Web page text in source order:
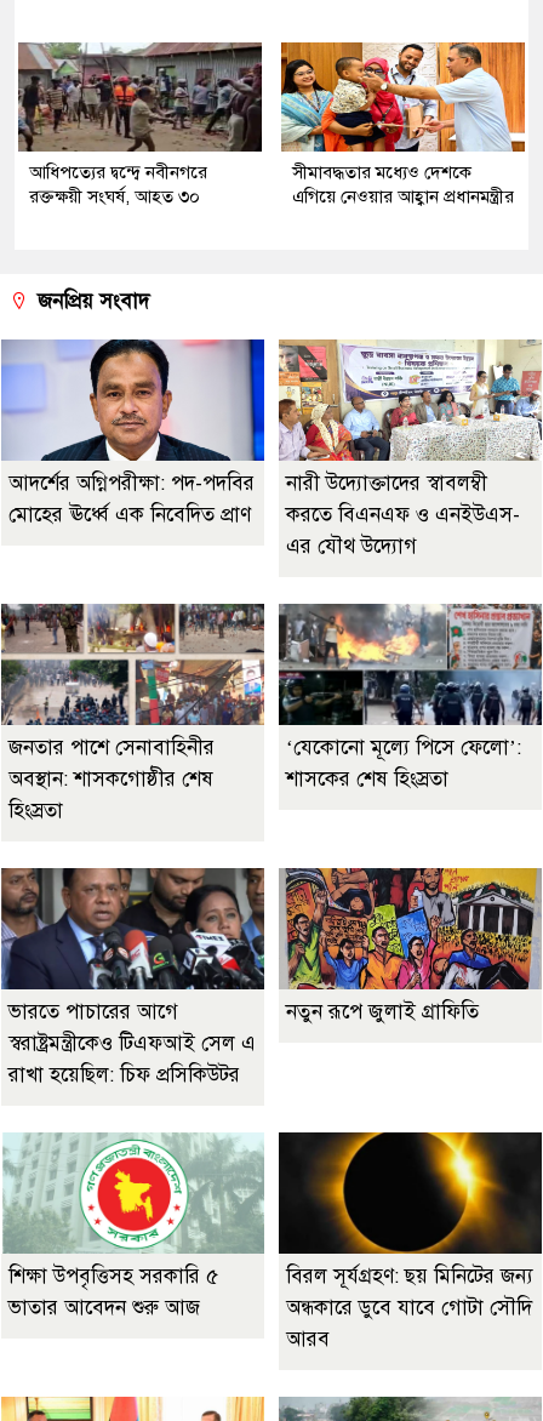
আধিপত্যের দ্বন্দ্বে নবীনগরে
রক্তক্ষয়ী সংঘর্ষ, আহত ৩০
সীমাবদ্ধতার মধ্যেও দেশকে
এগিয়ে নেওয়ার আহ্বান প্রধানমন্ত্রীর
জনপ্রিয় সংবাদ
আদর্শের অগ্নিপরীক্ষা: পদ-পদবির
মোহের ঊর্ধ্বে এক নিবেদিত প্রাণ
নারী উদ্যোক্তাদের স্বাবলম্বী
করতে বিএনএফ ও এনইউএস-
এর যৌথ উদ্যোগ
জনতার পাশে সেনাবাহিনীর
অবস্থান: শাসকগোষ্ঠীর শেষ
হিংস্রতা
‘যেকোনো মূল্যে পিসে ফেলো’:
শাসকের শেষ হিংস্রতা
ভারতে পাচারের আগে
স্বরাষ্ট্রমন্ত্রীকেও টিএফআই সেল এ
রাখা হয়েছিল: চিফ প্রসিকিউটর
নতুন রূপে জুলাই গ্রাফিতি
শিক্ষা উপবৃত্তিসহ সরকারি ৫
ভাতার আবেদন শুরু আজ
বিরল সূর্যগ্রহণ: ছয় মিনিটের জন্য
অন্ধকারে ডুবে যাবে গোটা সৌদি
আরব